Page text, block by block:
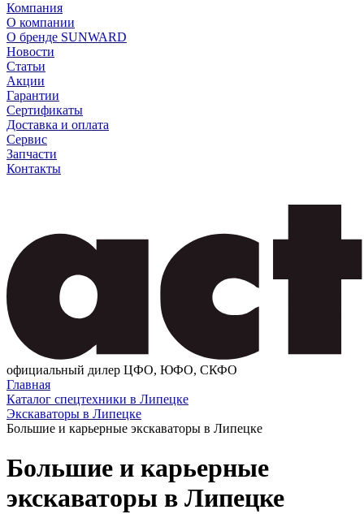
Компания
О компании
О бренде SUNWARD
Новости
Статьи
Акции
Гарантии
Сертификаты
Доставка и оплата
Сервис
Запчасти
Контакты
официальный дилер ЦФО, ЮФО, СКФО
Главная
Каталог спецтехники в Липецке
Экскаваторы в Липецке
Большие и карьерные экскаваторы в Липецке
Большие и карьерные
экскаваторы в Липецке